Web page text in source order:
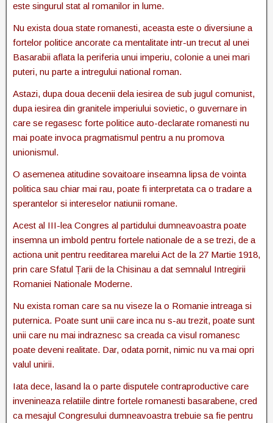
este singurul stat al romanilor in lume.
Nu exista doua state romanesti, aceasta este o diversiune a
fortelor politice ancorate ca mentalitate intr-un trecut al unei
Basarabii aflata la periferia unui imperiu, colonie a unei mari
puteri, nu parte a intregului national roman.
Astazi, dupa doua decenii dela iesirea de sub jugul comunist,
dupa iesirea din granitele imperiului sovietic, o guvernare in
care se regasesc forte politice auto-declarate romanesti nu
mai poate invoca pragmatismul pentru a nu promova
unionismul.
O asemenea atitudine sovaitoare inseamna lipsa de vointa
politica sau chiar mai rau, poate fi interpretata ca o tradare a
sperantelor si intereselor natiunii romane.
Acest al III-lea Congres al partidului dumneavoastra poate
insemna un imbold pentru fortele nationale de a se trezi, de a
actiona unit pentru reeditarea marelui Act de la 27 Martie 1918,
prin care Sfatul Țarii de la Chisinau a dat semnalul Intregirii
Romaniei Nationale Moderne.
Nu exista roman care sa nu viseze la o Romanie intreaga si
puternica. Poate sunt unii care inca nu s-au trezit, poate sunt
unii care nu mai indraznesc sa creada ca visul romanesc
poate deveni realitate. Dar, odata pornit, nimic nu va mai opri
valul unirii.
Iata dece, lasand la o parte disputele contraproductive care
invenineaza relatiile dintre fortele romanesti basarabene, cred
ca mesajul Congresului dumneavoastra trebuie sa fie pentru